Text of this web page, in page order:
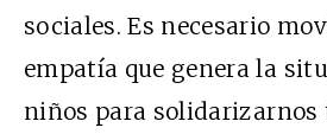
sociales. Es necesario
empatía que genera la
niños para solidarizarnos